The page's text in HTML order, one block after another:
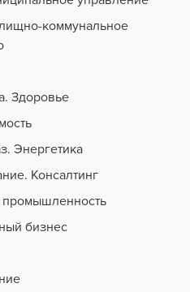
коммунальное
Здоровье
Энергетика
Консалтинг
бизнес